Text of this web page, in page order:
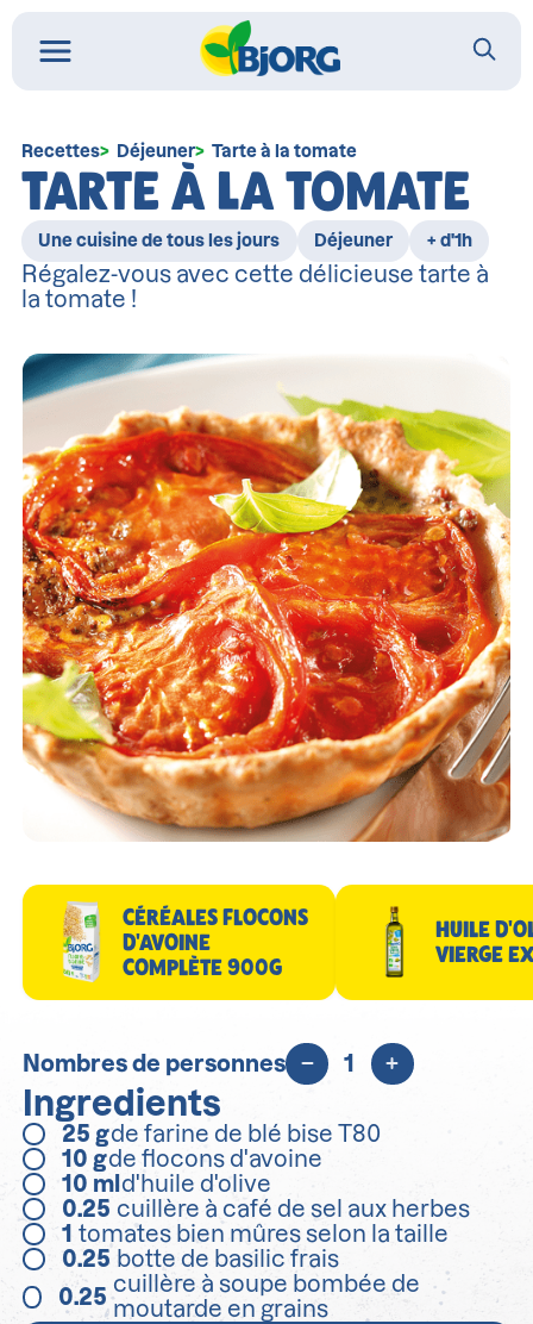
Recettes Déjeuner Tarte à la tomate
TARTE À LA TOMATE
Une cuisine de tous les jours Déjeuner + d'1h
Régalez-vous avec cette délicieuse tarte à
la tomate !
CÉRÉALES FLOCONS
D'AVOINE
COMPLÈTE 900G
HUILE
VIERGE
Nombres de personnes 1
Ingredients
25 gde farine de blé bise T80
10 gde flocons d'avoine
10 ml d'huile d'olive
0.25 cuillère à café de sel aux herbes
1 tomates bien mûres selon la taille
0.25 botte de basilic frais
0.25 cuillère à soupe bombée de
moutarde en grains